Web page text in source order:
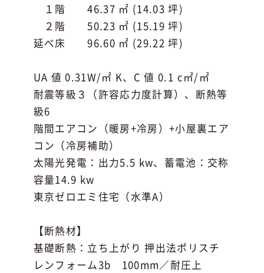
１階 46.37 ㎡ (14.03 坪)
２階 50.23 ㎡ (15.19 坪)
延べ床 96.60 ㎡ (29.22 坪)
UA 値 0.31W/㎡ K、C 値 0.1 c㎡/㎡
耐震等級３（許容応力度計算）、断熱等
級6
階間エアコン（暖房+冷房）+小屋裏エア
コン（冷房補助）
太陽光発電：出力5.5 kw、蓄電池：交称
容量14.9 kw
東京ゼロエミ住宅（水準A）
【断熱材】
基礎断熱：立ち上がり 押出法ポリスチ
レンフォーム3b 100mm／耐圧上